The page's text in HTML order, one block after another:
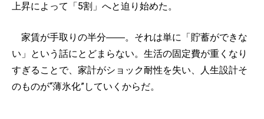
上昇によって「5割」へと迫り始めた。
家賃が手取りの半分――。それは単に「貯蓄ができな
い」という話にとどまらない。生活の固定費が重くなり
すぎることで、家計がショック耐性を失い、人生設計そ
のものが“薄氷化”していくからだ。